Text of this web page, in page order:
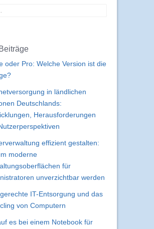
oder Pro: Welche Version ist die
in ländlichen
Deutschlands:
Herausforderungen
effizient gestalten:
moderne
für
unverzichtbar werden
IT-Entsorgung und das
von Computern
es bei einem Notebook für